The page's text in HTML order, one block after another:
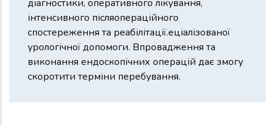
діагностики, оперативного лікування,
інтенсивного післяопераційного
спостереження та реабілітації.еціалізованої
урологічної допомоги. Впровадження та
виконання ендоскопічних операцій дає змогу
скоротити терміни перебування.